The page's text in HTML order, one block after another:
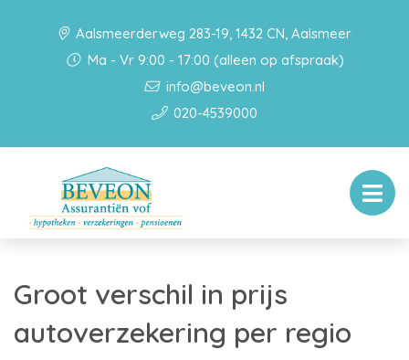
Aalsmeerderweg 283-19, 1432 CN, Aalsmeer
Ma - Vr 9:00 - 17:00 (alleen op afspraak)
info@beveon.nl
020-4539000
Groot verschil in prijs
autoverzekering per regio